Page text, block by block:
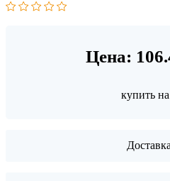
Цена:
купить на